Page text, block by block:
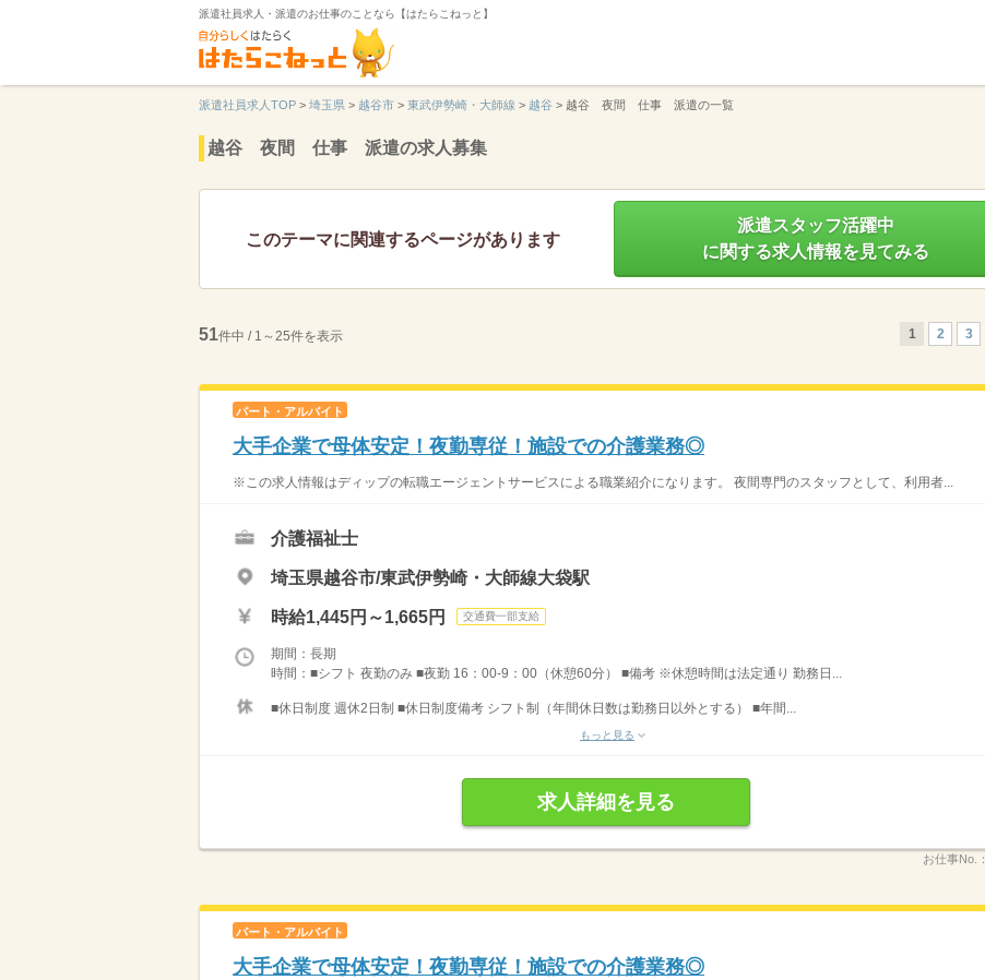
派遣社員求人・派遣のお仕事のことなら【はたらこねっと】
派遣社員求人TOP > 埼玉県 > 越谷市 > 東武伊勢崎・大師線 > 越谷 > 越谷 夜間 仕事 派遣の一覧
越谷 夜間 仕事 派遣の求人募集
このテーマに関連するページがあります
派遣スタッフ活躍中
に関する求人情報を見てみる
51件中 / 1～25件を表示 1 2 3
パート・アルバイト
大手企業で母体安定！夜勤専従！施設での介護業務◎
※この求人情報はディップの転職エージェントサービスによる職業紹介になります。 夜間専門のスタッフとして、利用者...
介護福祉士
埼玉県越谷市/東武伊勢崎・大師線大袋駅
時給1,445円～1,665円 交通費一部支給
期間：長期
時間：■シフト 夜勤のみ ■夜勤 16：00-9：00（休憩60分） ■備考 ※休憩時間は法定通り 勤務日...
■休日制度 週休2日制 ■休日制度備考 シフト制（年間休日数は勤務日以外とする） ■年間...
もっと見る
求人詳細を見る
お仕事No.：
パート・アルバイト
大手企業で母体安定！夜勤専従！施設での介護業務◎